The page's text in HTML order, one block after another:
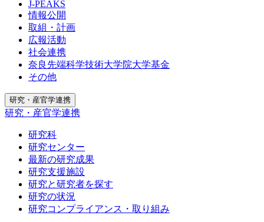
J-PEAKS
情報公開
取組・計画
広報活動
社会連携
奈良先端科学技術大学院大学基金
その他
研究・産官学連携
研究・産官学連携
研究科
研究センター
最新の研究成果
研究支援施設
研究と研究者を探す
研究の状況
研究コンプライアンス・取り組み